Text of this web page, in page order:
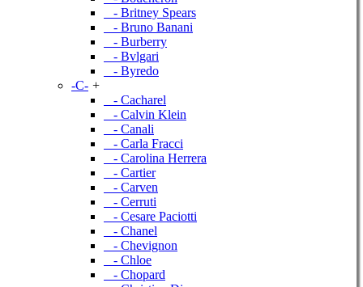
- Britney Spears
- Bruno Banani
- Burberry
- Bvlgari
- Byredo
-C- +
- Cacharel
- Calvin Klein
- Canali
- Carla Fracci
- Carolina Herrera
- Cartier
- Carven
- Cerruti
- Cesare Paciotti
- Chanel
- Chevignon
- Chloe
- Chopard